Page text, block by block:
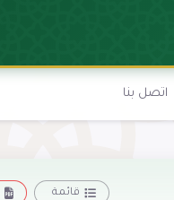
اتصل بنا
قائمة